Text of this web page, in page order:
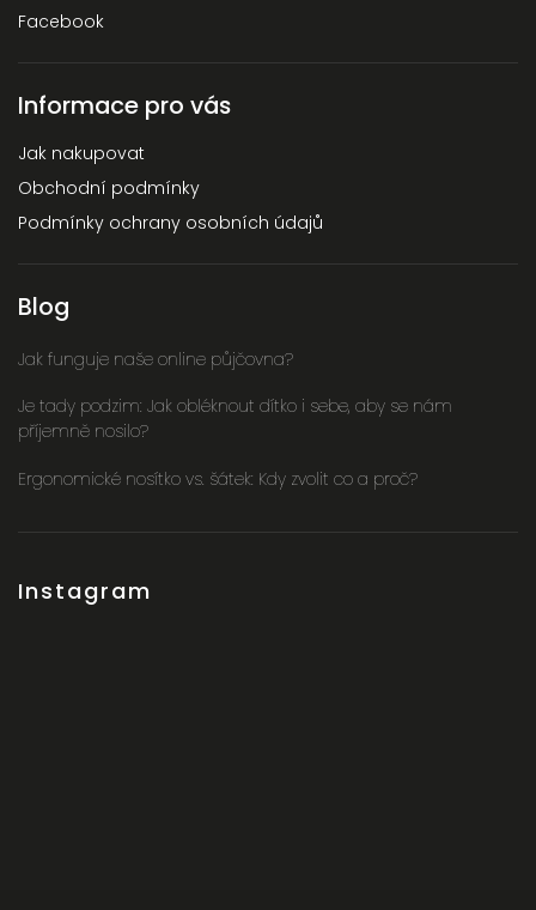
Facebook
Informace pro vás
Jak nakupovat
Obchodní podmínky
Podmínky ochrany osobních údajů
Blog
Jak funguje naše online půjčovna?
Je tady podzim: Jak obléknout dítko i sebe, aby se nám
příjemně nosilo?
Ergonomické nosítko vs. šátek: Kdy zvolit co a proč?
Instagram